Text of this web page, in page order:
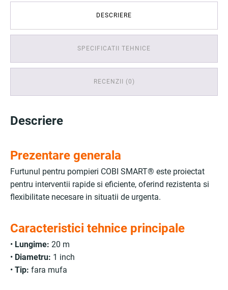
DESCRIERE
SPECIFICATII TEHNICE
RECENZII (0)
Descriere
Prezentare generala
Furtunul pentru pompieri COBI SMART® este proiectat
pentru interventii rapide si eficiente, oferind rezistenta si
flexibilitate necesare in situatii de urgenta.
Caracteristici tehnice principale
• Lungime: 20 m
• Diametru: 1 inch
• Tip: fara mufa